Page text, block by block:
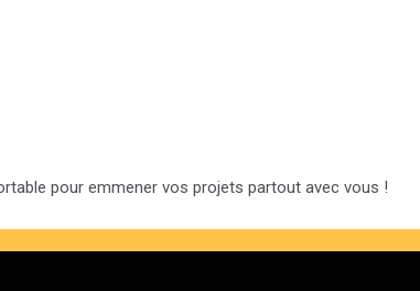
pour emmener vos projets partout avec vous !